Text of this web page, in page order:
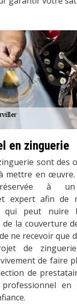
en zinguerie
sont des
mettre en œuvre.
à un
expert afin de
qui peut nuire
la couverture
ne recevoir que
de
de faire
de
en